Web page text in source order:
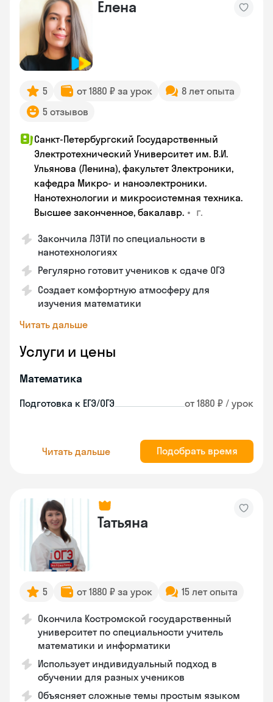
Елена
5 от 1880 ₽ за урок
8 лет опыта
5 отзывов
Санкт-Петербургский Государственный
Электротехнический Университет им. В.И.
Ульянова (Ленина), факультет Электроники,
кафедра Микро- и наноэлектроники.
Нанотехнологии и микросистемная техника.
Высшее законченное, бакалавр. • г.
Закончила ЛЭТИ по специальности в
нанотехнологиях
Регулярно готовит учеников к сдаче ОГЭ
Создает комфортную атмосферу для
изучения математики
Читать дальше
Услуги и цены
Математика
Подготовка к ЕГЭ/ОГЭ от 1880 ₽ / урок
Читать дальше Подобрать время
Татьяна
5 от 1880 ₽ за урок 15 лет опыта
Окончила Костромской государственный
университет по специальности учитель
математики и информатики
Использует индивидуальный подход в
обучении для разных учеников
Объясняет сложные темы простым языком